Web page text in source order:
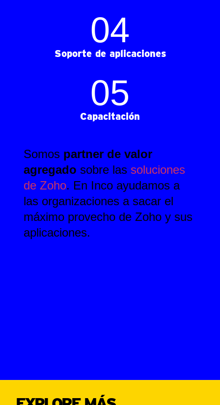
ENGLISH
04
Soporte de aplicaciones
05
Capacitación
Somos partner de valor
agregado sobre las soluciones
de Zoho. En Inco ayudamos a
las organizaciones a sacar el
máximo provecho de Zoho y sus
aplicaciones.